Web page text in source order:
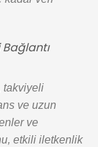
takviyeli
ve uzun
ve
etkili iletkenlik